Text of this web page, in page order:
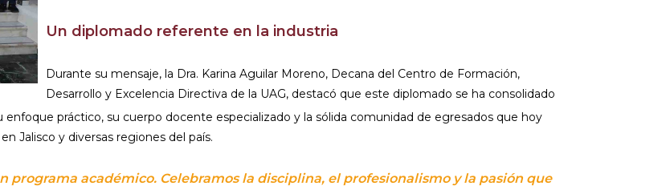
Un diplomado referente en la industria
Durante su mensaje, la Dra. Karina Aguilar Moreno, Decana del Centro de Formación,
Desarrollo y Excelencia Directiva de la UAG, destacó que este diplomado se ha consolidado
práctico, su cuerpo docente especializado y la sólida comunidad de egresados que hoy
Jalisco y diversas regiones del país.
programa académico. Celebramos la disciplina, el profesionalismo y la pasión que